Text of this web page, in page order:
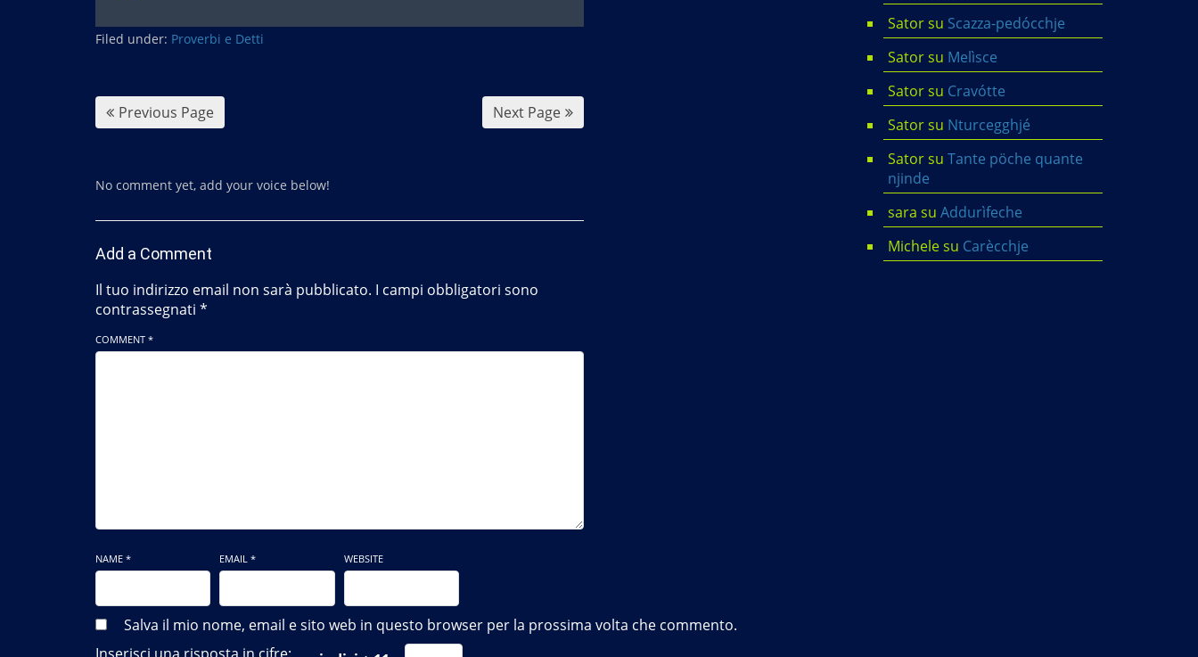
c
e
o
k
Filed under: Proverbi e Detti
Previous Page Next Page
No comment yet, add your voice below!
Add a Comment
Il tuo indirizzo email non sarà pubblicato. I campi obbligatori sono
contrassegnati *
COMMENT *
NAME * EMAIL * WEBSITE
Salva il mio nome, email e sito web in questo browser per la prossima volta che commento.
Satorsu Scazza-pedócchje
Satorsu Melìsce
Satorsu Cravótte
Satorsu Nturcegghjé
Satorsu Tante pöche quante
njinde
sara su Addurìfeche
Michelesu Carècchje